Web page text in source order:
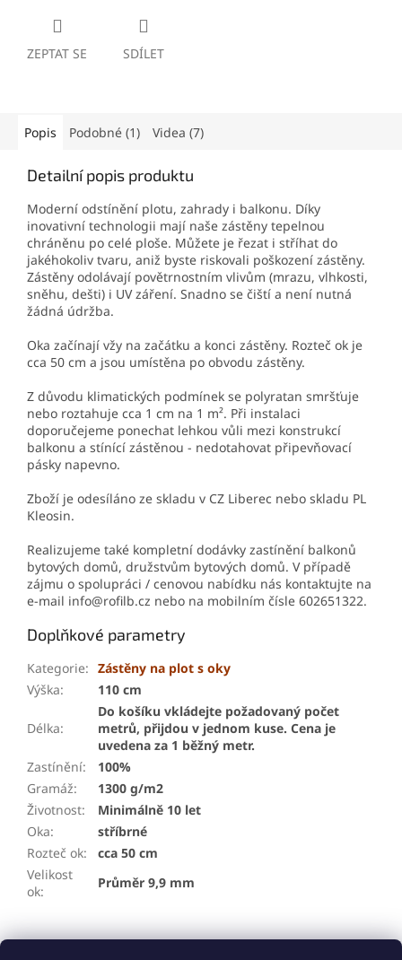
ZEPTAT SE SDÍLET
Popis Podobné (1) Videa (7)
Detailní popis produktu
Moderní odstínění plotu, zahrady i balkonu. Díky
inovativní technologii mají naše zástěny tepelnou
chráněnu po celé ploše. Můžete je řezat i stříhat do
jakéhokoliv tvaru, aniž byste riskovali poškození zástěny.
Zástěny odolávají povětrnostním vlivům (mrazu, vlhkosti,
sněhu, dešti) i UV záření. Snadno se čiští a není nutná
žádná údržba.
Oka začínají vžy na začátku a konci zástěny. Rozteč ok je
cca 50 cm a jsou umístěna po obvodu zástěny.
Z důvodu klimatických podmínek se polyratan smršťuje
nebo roztahuje cca 1 cm na 1 m². Při instalaci
doporučejeme ponechat lehkou vůli mezi konstrukcí
balkonu a stínící zástěnou - nedotahovat připevňovací
pásky napevno.
Zboží je odesíláno ze skladu v CZ Liberec nebo skladu PL
Kleosin.
Realizujeme také kompletní dodávky zastínění balkonů
bytových domů, družstvům bytových domů. V případě
zájmu o spolupráci / cenovou nabídku nás kontaktujte na
e-mail info@rofilb.cz nebo na mobilním čísle 602651322.
Doplňkové parametry
Kategorie: Zástěny na plot s oky
Výška: 110 cm
Délka:
Do košíku vkládejte požadovaný počet
metrů, přijdou v jednom kuse. Cena je
uvedena za 1 běžný metr.
Zastínění:
100%
Gramáž:
1300 g/m2
Životnost:
Minimálně 10 let
Oka:
stříbrné
Rozteč ok:
cca 50 cm
Velikost
ok:
Průměr 9,9 mm
Z